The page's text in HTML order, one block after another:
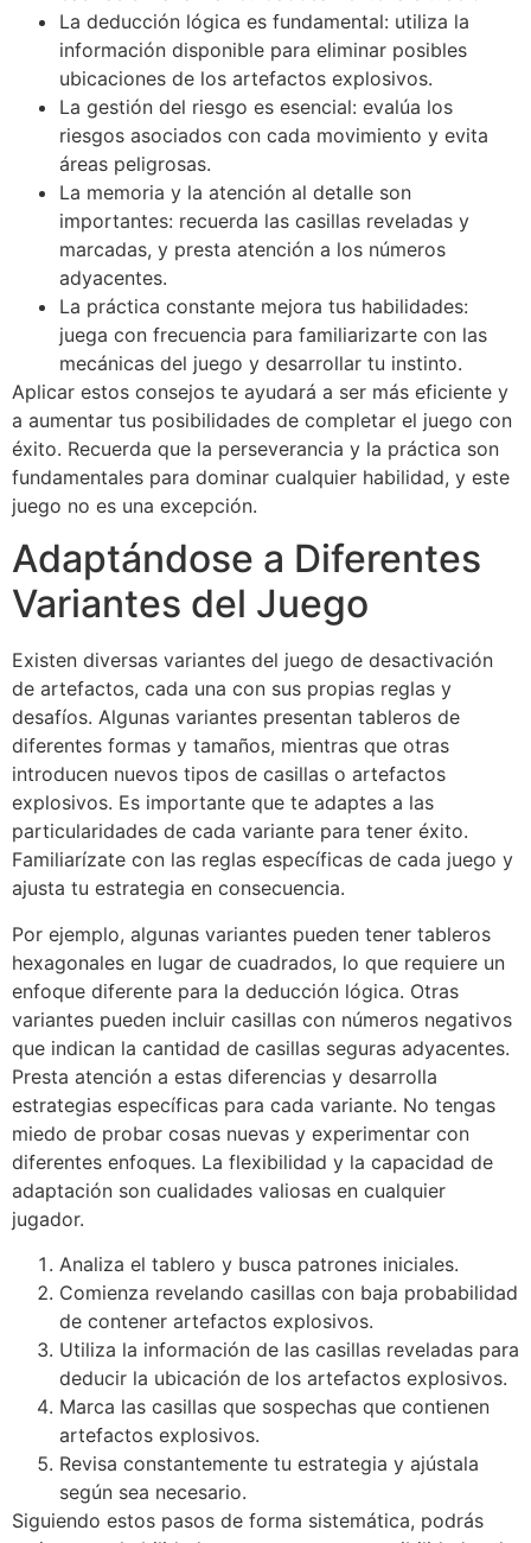
La deducción lógica es fundamental: utiliza la
información disponible para eliminar posibles
ubicaciones de los artefactos explosivos.
La gestión del riesgo es esencial: evalúa los
riesgos asociados con cada movimiento y evita
áreas peligrosas.
La memoria y la atención al detalle son
importantes: recuerda las casillas reveladas y
marcadas, y presta atención a los números
adyacentes.
La práctica constante mejora tus habilidades:
juega con frecuencia para familiarizarte con las
mecánicas del juego y desarrollar tu instinto.
Aplicar estos consejos te ayudará a ser más eficiente y
a aumentar tus posibilidades de completar el juego con
éxito. Recuerda que la perseverancia y la práctica son
fundamentales para dominar cualquier habilidad, y este
juego no es una excepción.
Adaptándose a Diferentes
Variantes del Juego
Existen diversas variantes del juego de desactivación
de artefactos, cada una con sus propias reglas y
desafíos. Algunas variantes presentan tableros de
diferentes formas y tamaños, mientras que otras
introducen nuevos tipos de casillas o artefactos
explosivos. Es importante que te adaptes a las
particularidades de cada variante para tener éxito.
Familiarízate con las reglas específicas de cada juego y
ajusta tu estrategia en consecuencia.
Por ejemplo, algunas variantes pueden tener tableros
hexagonales en lugar de cuadrados, lo que requiere un
enfoque diferente para la deducción lógica. Otras
variantes pueden incluir casillas con números negativos
que indican la cantidad de casillas seguras adyacentes.
Presta atención a estas diferencias y desarrolla
estrategias específicas para cada variante. No tengas
miedo de probar cosas nuevas y experimentar con
diferentes enfoques. La flexibilidad y la capacidad de
adaptación son cualidades valiosas en cualquier
jugador.
Analiza el tablero y busca patrones iniciales.
Comienza revelando casillas con baja probabilidad
de contener artefactos explosivos.
Utiliza la información de las casillas reveladas para
deducir la ubicación de los artefactos explosivos.
Marca las casillas que sospechas que contienen
artefactos explosivos.
Revisa constantemente tu estrategia y ajústala
según sea necesario.
Siguiendo estos pasos de forma sistemática, podrás